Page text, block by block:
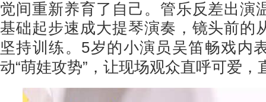
觉间重新养育了自己 。 管乐反差出演
基础起步速成大提琴演奏，镜头前的
坚持训练。 5岁的小演员吴笛畅戏内
动“萌娃攻势” ，让现场观众直呼可爱，